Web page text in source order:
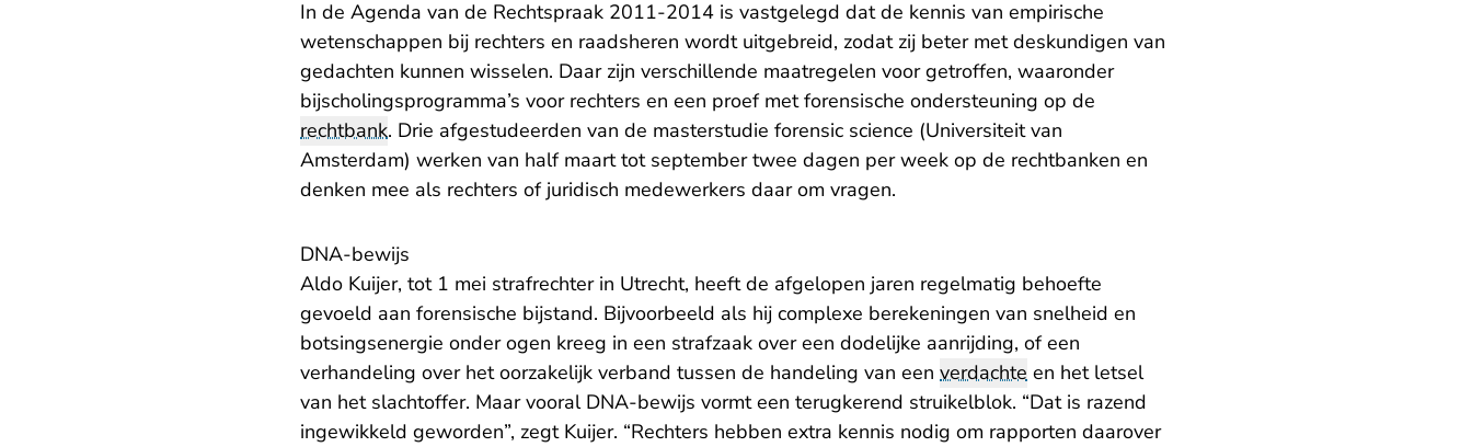
In de Agenda van de Rechtspraak 2011-2014 is vastgelegd dat de kennis van empirische
wetenschappen bij rechters en raadsheren wordt uitgebreid, zodat zij beter met deskundigen van
gedachten kunnen wisselen. Daar zijn verschillende maatregelen voor getroffen, waaronder
bijscholingsprogramma’s voor rechters en een proef met forensische ondersteuning op de
rechtbank. Drie afgestudeerden van de masterstudie forensic science (Universiteit van
Amsterdam) werken van half maart tot september twee dagen per week op de rechtbanken en
denken mee als rechters of juridisch medewerkers daar om vragen.
DNA-bewijs
Aldo Kuijer, tot 1 mei strafrechter in Utrecht, heeft de afgelopen jaren regelmatig behoefte
gevoeld aan forensische bijstand. Bijvoorbeeld als hij complexe berekeningen van snelheid en
botsingsenergie onder ogen kreeg in een strafzaak over een dodelijke aanrijding, of een
verhandeling over het oorzakelijk verband tussen de handeling van een verdachte en het letsel
van het slachtoffer. Maar vooral DNA-bewijs vormt een terugkerend struikelblok. “Dat is razend
ingewikkeld geworden”, zegt Kuijer. “Rechters hebben extra kennis nodig om rapporten daarover